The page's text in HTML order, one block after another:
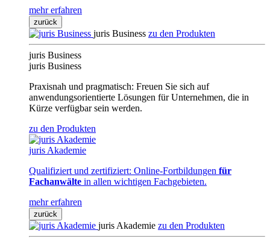
mehr erfahren
zurück
juris Business zu den Produkten
juris Business
juris Business
Praxisnah und pragmatisch: Freuen Sie sich auf
anwendungsorientierte Lösungen für Unternehmen, die in
Kürze verfügbar sein werden.
zu den Produkten
juris Akademie
Qualifiziert und zertifiziert: Online-Fortbildungen für
Fachanwälte in allen wichtigen Fachgebieten.
mehr erfahren
zurück
juris Akademie zu den Produkten